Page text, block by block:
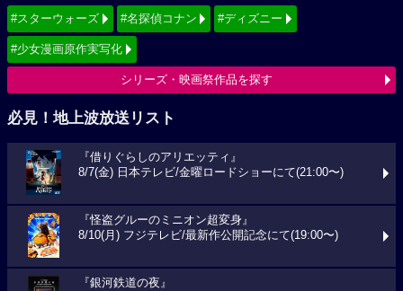
#スターウォーズ #名探偵コナン #ディズニー
#少女漫画原作実写化
シリーズ・映画祭作品を探す
必見！地上波放送リスト
『借りぐらしのアリエッティ』
8/7(金) 日本テレビ/金曜ロードショーにて(21:00〜)
『怪盗グルーのミニオン超変身』
8/10(月) フジテレビ/最新作公開記念にて(19:00〜)
『銀河鉄道の夜』